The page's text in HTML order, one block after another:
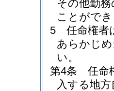
その他勤
ことがで
5
任命権者
あらかじ
い。
第4条
任命
入する地